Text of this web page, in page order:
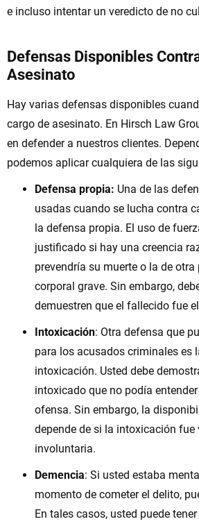
e incluso intentar un veredicto de no
Defensas Disponibles
Asesinato
Hay varias defensas disponibles
cargo de asesinato. En Hirsch Law
en defender a nuestros clientes.
podemos aplicar cualquiera de las
Defensa propia: Una de las
usadas cuando se lucha contra
la defensa propia. El uso de
justificado si hay una creencia
prevendría su muerte o la de
corporal grave. Sin embargo,
demuestren que el fallecido fue
Intoxicación: Otra defensa que
para los acusados criminales es
intoxicación. Usted debe
intoxicado que no podía
ofensa. Sin embargo, la
depende de si la intoxicación fue
involuntaria.
Demencia: Si usted estaba
momento de cometer el delito,
En tales casos, usted puede